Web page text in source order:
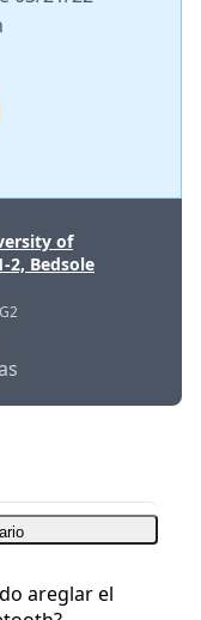
of
2, Bedsole
areglar el